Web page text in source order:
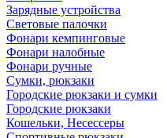
Зарядные устройства
Световые палочки
Фонари кемпинговые
Фонари налобные
Фонари ручные
Сумки, рюкзаки
Городские рюкзаки и сумки
Городские рюкзаки
Кошельки, Несессеры